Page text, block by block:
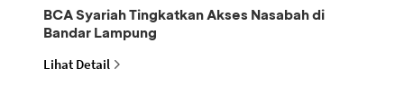
BCA Syariah Tingkatkan Akses Nasabah di
Bandar Lampung
Lihat Detail